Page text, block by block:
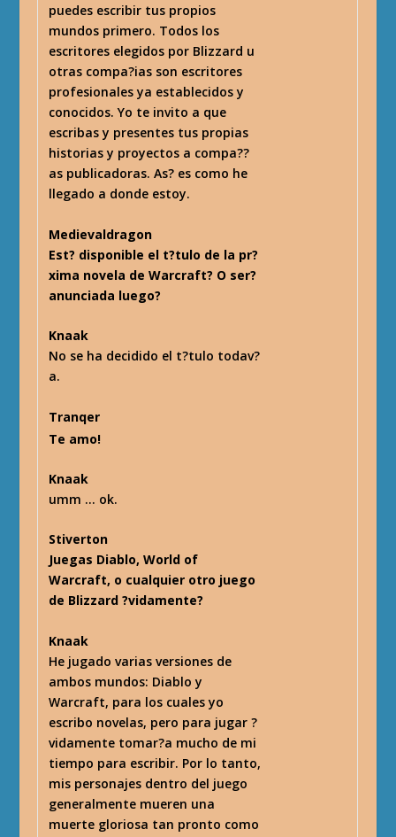
puedes escribir tus propios
mundos primero. Todos los
escritores elegidos por Blizzard u
otras compa?ias son escritores
profesionales ya establecidos y
conocidos. Yo te invito a que
escribas y presentes tus propias
historias y proyectos a compa??
as publicadoras. As? es como he
llegado a donde estoy.
Medievaldragon
Est? disponible el t?tulo de la pr?
xima novela de Warcraft? O ser?
anunciada luego?
Knaak
No se ha decidido el t?tulo todav?
a.
Tranqer
Te amo!
Knaak
umm … ok.
Stiverton
Juegas Diablo, World of
Warcraft, o cualquier otro juego
de Blizzard ?vidamente?
Knaak
He jugado varias versiones de
ambos mundos: Diablo y
Warcraft, para los cuales yo
escribo novelas, pero para jugar ?
vidamente tomar?a mucho de mi
tiempo para escribir. Por lo tanto,
mis personajes dentro del juego
generalmente mueren una
muerte gloriosa tan pronto como